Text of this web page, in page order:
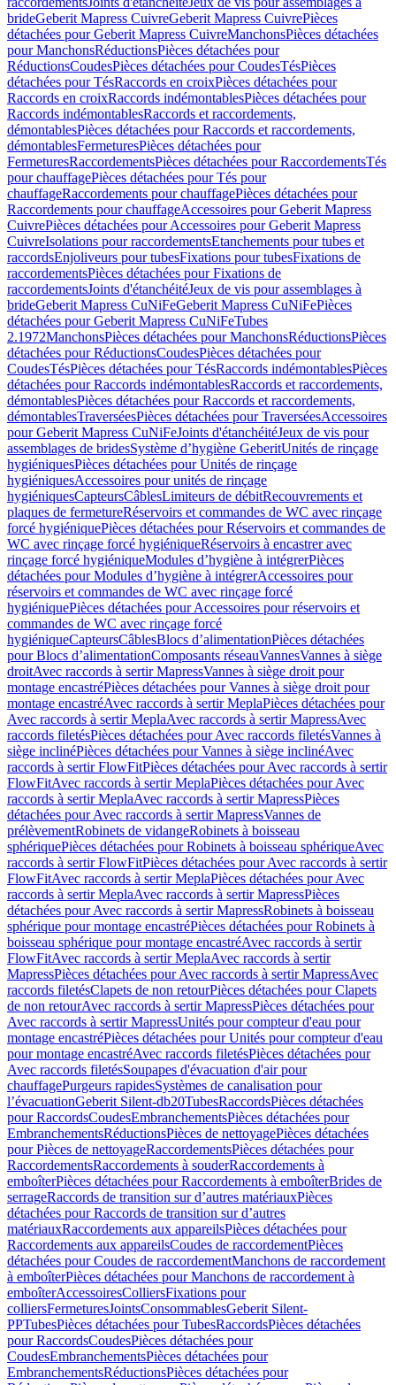
brideGeberit Mapress CuivreGeberit Mapress CuivrePièces
détachées pour Geberit Mapress CuivreManchonsPièces détachées
pour ManchonsRéductionsPièces détachées pour
RéductionsCoudesPièces détachées pour CoudesTésPièces
détachées pour TésRaccords en croixPièces détachées pour
Raccords en croixRaccords indémontablesPièces détachées pour
Raccords indémontablesRaccords et raccordements,
démontablesPièces détachées pour Raccords et raccordements,
démontablesFermeturesPièces détachées pour
FermeturesRaccordementsPièces détachées pour RaccordementsTés
pour chauffagePièces détachées pour Tés pour
chauffageRaccordements pour chauffagePièces détachées pour
Raccordements pour chauffageAccessoires pour Geberit Mapress
CuivrePièces détachées pour Accessoires pour Geberit Mapress
CuivreIsolations pour raccordementsEtanchements pour tubes et
raccordsEnjoliveurs pour tubesFixations pour tubesFixations de
raccordementsPièces détachées pour Fixations de
raccordementsJoints d'étanchéitéJeux de vis pour assemblages à
brideGeberit Mapress CuNiFeGeberit Mapress CuNiFePièces
détachées pour Geberit Mapress CuNiFeTubes
2.1972ManchonsPièces détachées pour ManchonsRéductionsPièces
détachées pour RéductionsCoudesPièces détachées pour
CoudesTésPièces détachées pour TésRaccords indémontablesPièces
détachées pour Raccords indémontablesRaccords et raccordements,
démontablesPièces détachées pour Raccords et raccordements,
démontablesTraverséesPièces détachées pour TraverséesAccessoires
pour Geberit Mapress CuNiFeJoints d'étanchéitéJeux de vis pour
assemblages de bridesSystème d’hygiène GeberitUnités de rinçage
hygiéniquesPièces détachées pour Unités de rinçage
hygiéniquesAccessoires pour unités de rinçage
hygiéniquesCapteursCâblesLimiteurs de débitRecouvrements et
plaques de fermetureRéservoirs et commandes de WC avec rinçage
forcé hygiéniquePièces détachées pour Réservoirs et commandes de
WC avec rinçage forcé hygiéniqueRéservoirs à encastrer avec
rinçage forcé hygiéniqueModules d’hygiène à intégrerPièces
détachées pour Modules d’hygiène à intégrerAccessoires pour
réservoirs et commandes de WC avec rinçage forcé
hygiéniquePièces détachées pour Accessoires pour réservoirs et
commandes de WC avec rinçage forcé
hygiéniqueCapteursCâblesBlocs d’alimentationPièces détachées
pour Blocs d’alimentationComposants réseauVannesVannes à siège
droitAvec raccords à sertir MapressVannes à siège droit pour
montage encastréPièces détachées pour Vannes à siège droit pour
montage encastréAvec raccords à sertir MeplaPièces détachées pour
Avec raccords à sertir MeplaAvec raccords à sertir MapressAvec
raccords filetésPièces détachées pour Avec raccords filetésVannes à
siège inclinéPièces détachées pour Vannes à siège inclinéAvec
raccords à sertir FlowFitPièces détachées pour Avec raccords à sertir
FlowFitAvec raccords à sertir MeplaPièces détachées pour Avec
raccords à sertir MeplaAvec raccords à sertir MapressPièces
détachées pour Avec raccords à sertir MapressVannes de
prélèvementRobinets de vidangeRobinets à boisseau
sphériquePièces détachées pour Robinets à boisseau sphériqueAvec
raccords à sertir FlowFitPièces détachées pour Avec raccords à sertir
FlowFitAvec raccords à sertir MeplaPièces détachées pour Avec
raccords à sertir MeplaAvec raccords à sertir MapressPièces
détachées pour Avec raccords à sertir MapressRobinets à boisseau
sphérique pour montage encastréPièces détachées pour Robinets à
boisseau sphérique pour montage encastréAvec raccords à sertir
FlowFitAvec raccords à sertir MeplaAvec raccords à sertir
MapressPièces détachées pour Avec raccords à sertir MapressAvec
raccords filetésClapets de non retourPièces détachées pour Clapets
de non retourAvec raccords à sertir MapressPièces détachées pour
Avec raccords à sertir MapressUnités pour compteur d'eau pour
montage encastréPièces détachées pour Unités pour compteur d'eau
pour montage encastréAvec raccords filetésPièces détachées pour
Avec raccords filetésSoupapes d'évacuation d'air pour
chauffagePurgeurs rapidesSystèmes de canalisation pour
l’évacuationGeberit Silent-db20TubesRaccordsPièces détachées
pour RaccordsCoudesEmbranchementsPièces détachées pour
EmbranchementsRéductionsPièces de nettoyagePièces détachées
pour Pièces de nettoyageRaccordementsPièces détachées pour
RaccordementsRaccordements à souderRaccordements à
emboîterPièces détachées pour Raccordements à emboîterBrides de
serrageRaccords de transition sur d’autres matériauxPièces
détachées pour Raccords de transition sur d’autres
matériauxRaccordements aux appareilsPièces détachées pour
Raccordements aux appareilsCoudes de raccordementPièces
détachées pour Coudes de raccordementManchons de raccordement
à emboîterPièces détachées pour Manchons de raccordement à
emboîterAccessoiresColliersFixations pour
colliersFermeturesJointsConsommablesGeberit Silent-
PPTubesPièces détachées pour TubesRaccordsPièces détachées
pour RaccordsCoudesPièces détachées pour
CoudesEmbranchementsPièces détachées pour
EmbranchementsRéductionsPièces détachées pour